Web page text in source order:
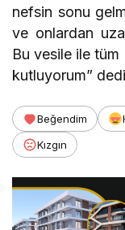
nefsin sonu
ve onlardan
Bu vesile ile
kutluyorum”
Beğendim
Kızgın